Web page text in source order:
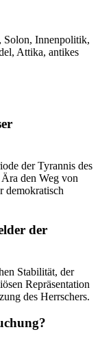
Solon, Innenpolitik,
Attika, antikes
der Tyrannis des
den Weg von
demokratisch
der
Stabilität, der
Repräsentation
des Herrschers.